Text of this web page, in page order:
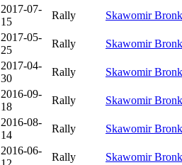
2017-07-
15
Rally Skawomir Bronk
2017-05-
25
Rally Skawomir Bronk
2017-04-
30
Rally Skawomir Bronk
2016-09-
18
Rally Skawomir Bronk
2016-08-
14
Rally Skawomir Bronk
2016-06-
Rally Skawomir Bronk